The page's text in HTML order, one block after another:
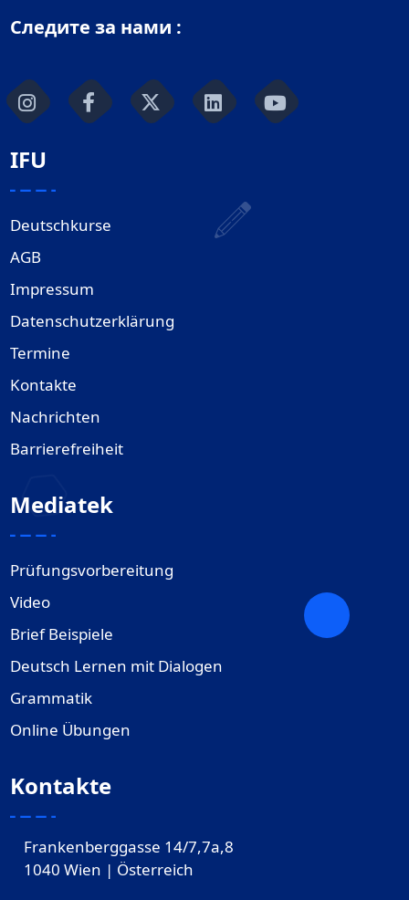
Следите за нами :
IFU
Deutschkurse
AGB
Impressum
Datenschutzerklärung
Termine
Kontakte
Nachrichten
Barrierefreiheit
Mediatek
Prüfungsvorbereitung
Video
Brief Beispiele
Deutsch Lernen mit Dialogen
Grammatik
Online Übungen
Kontakte
Frankenberggasse 14/7,7a,8
1040 Wien | Österreich